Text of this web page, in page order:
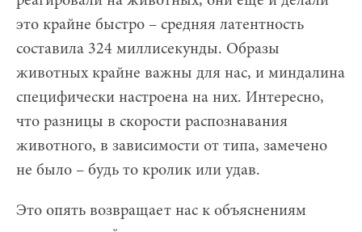
это крайне быстро – средняя латентность
составила 324 миллисекунды. Образы
животных крайне важны для нас, и миндалина
специфически настроена на них. Интересно,
что разницы в скорости распознавания
животного, в зависимости от типа, замечено
не было – будь то кролик или удав.
Это опять возвращает нас к объяснениям